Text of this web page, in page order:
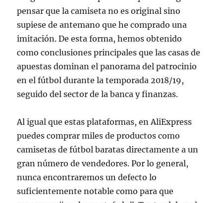
pensar que la camiseta no es original sino
supiese de antemano que he comprado una
imitación. De esta forma, hemos obtenido
como conclusiones principales que las casas de
apuestas dominan el panorama del patrocinio
en el fútbol durante la temporada 2018/19,
seguido del sector de la banca y finanzas.
Al igual que estas plataformas, en AliExpress
puedes comprar miles de productos como
camisetas de fútbol baratas directamente a un
gran número de vendedores. Por lo general,
nunca encontraremos un defecto lo
suficientemente notable como para que